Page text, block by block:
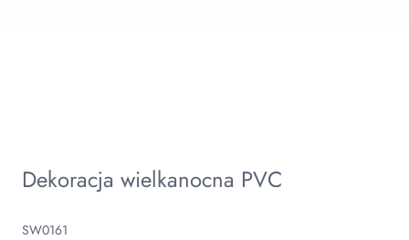
Dekoracja wielkanocna PVC
SW0161